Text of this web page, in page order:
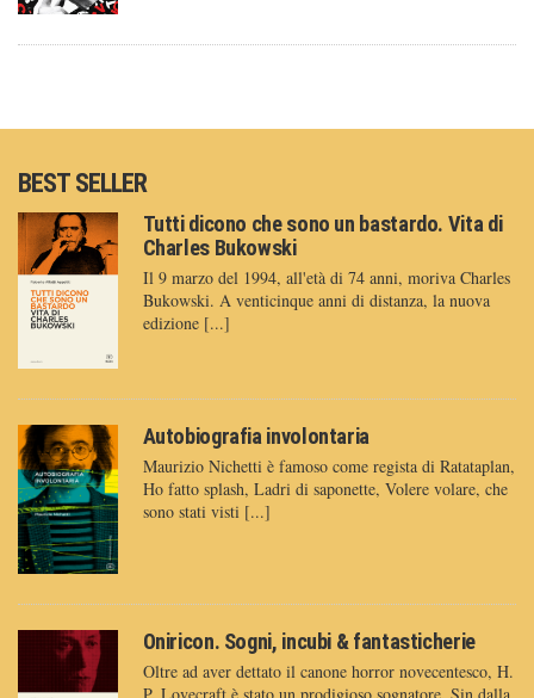
BEST SELLER
Tutti dicono che sono un bastardo. Vita di
Charles Bukowski
Il 9 marzo del 1994, all'età di 74 anni, moriva Charles
Bukowski. A venticinque anni di distanza, la nuova
edizione [...]
Autobiografia involontaria
Maurizio Nichetti è famoso come regista di Ratataplan,
Ho fatto splash, Ladri di saponette, Volere volare, che
sono stati visti [...]
Oniricon. Sogni, incubi & fantasticherie
Oltre ad aver dettato il canone horror novecentesco, H.